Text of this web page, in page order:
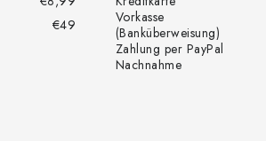
€49
Vorkasse
(Banküberweisung)
Zahlung per PayPal
Nachnahme